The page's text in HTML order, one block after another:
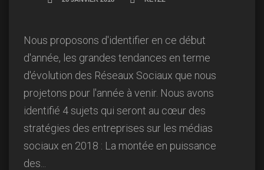
Nous proposons d'identifier en ce début
d'année, les grandes tendances en terme
d'évolution des Réseaux Sociaux que nous
projetons pour l'année à venir. Nous avons
identifié 4 sujets qui seront au cœur des
stratégies des entreprises sur les médias
sociaux en 2018 : La montée en puissance
des...